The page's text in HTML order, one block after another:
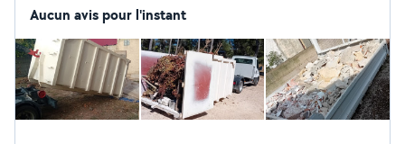
livraison de matériel ( parpaing , sable , melange a beton
professionnel ou particulier
Aucun avis pour l'instant